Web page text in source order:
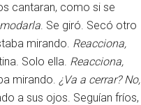
cantaran, como si se
. Se giró. Secó otro
mirando. Reacciona,
Solo ella. Reacciona,
mirando. ¿Va a cerrar? No,
a sus ojos. Seguían fríos,